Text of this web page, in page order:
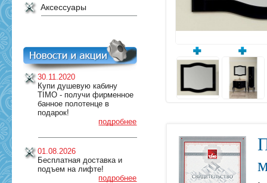
Аксессуары
30.11.2020
Купи душевую кабину
TIMO - получи фирменное
банное полотенце в
подарок!
подробнее
01.08.2026
Бесплатная доставка и
подъем на лифте!
подробнее